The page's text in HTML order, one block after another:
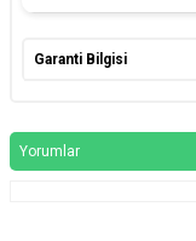
Garanti Bilgisi
Yorumlar